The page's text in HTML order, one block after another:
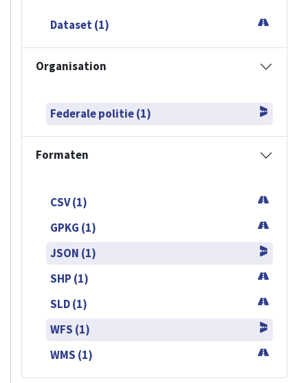
Dataset (1)
Organisation
Federale politie (1)
Formaten
CSV (1)
GPKG (1)
JSON (1)
SHP (1)
SLD (1)
WFS (1)
WMS (1)